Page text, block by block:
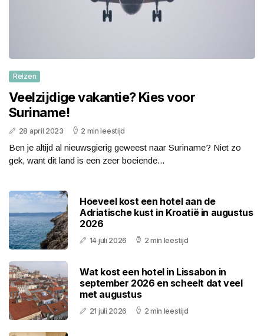
Reizen
Veelzijdige vakantie? Kies voor
Suriname!
28 april 2023 2 min leestijd
Ben je altijd al nieuwsgierig geweest naar Suriname? Niet zo
gek, want dit land is een zeer boeiende...
Hoeveel kost een hotel aan de
Adriatische kust in Kroatië in augustus
2026
14 juli 2026 2 min leestijd
Wat kost een hotel in Lissabon in
september 2026 en scheelt dat veel
met augustus
21 juli 2026 2 min leestijd